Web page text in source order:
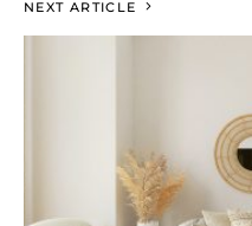
NEXT ARTICLE